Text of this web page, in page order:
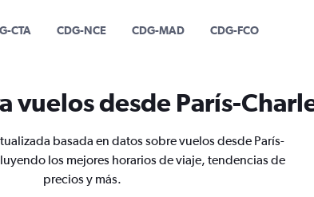
CTA CDG-NCE CDG-MAD CDG-FCO
vuelos desde París-
basada en datos sobre vuelos desde París-
los mejores horarios de viaje, tendencias de
precios y más.